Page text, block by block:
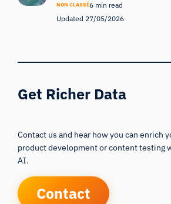
NON CLASSÉ6 min read
Updated 27/05/2026
Get Richer Data
Contact us and hear how you can enrich
product development or content testing
AI.
Contact